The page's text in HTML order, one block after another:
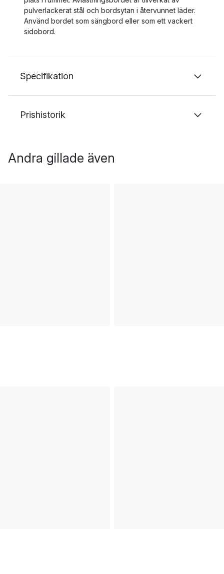
pulverlackerat stål och bordsytan i återvunnet läder.
Använd bordet som sängbord eller som ett vackert
sidobord.
Specifikation
Prishistorik
Andra gillade även